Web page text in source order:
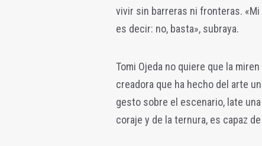
vivir sin barreras ni fronteras.
es decir: no, basta», subraya.
Tomi Ojeda no quiere que la
creadora que ha hecho del arte
gesto sobre el escenario, late
coraje y de la ternura, es capaz